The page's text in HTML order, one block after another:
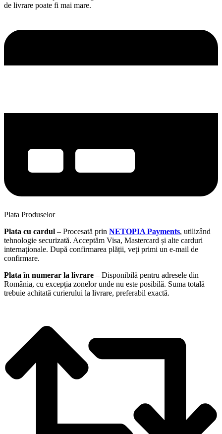
de livrare poate fi mai mare.
Plata Produselor
Plata cu cardul – Procesată prin NETOPIA Payments, utilizând
tehnologie securizată. Acceptăm Visa, Mastercard și alte carduri
internaționale. După confirmarea plății, veți primi un e-mail de
confirmare.
Plata în numerar la livrare – Disponibilă pentru adresele din
România, cu excepția zonelor unde nu este posibilă. Suma totală
trebuie achitată curierului la livrare, preferabil exactă.